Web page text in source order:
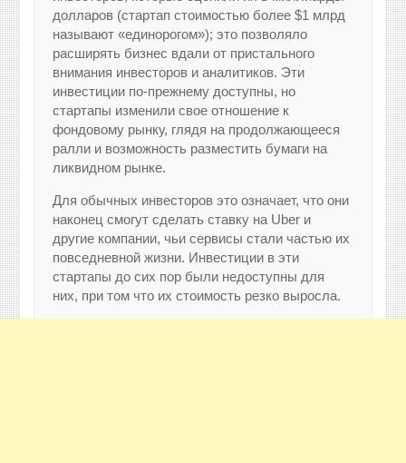
долларов (стартап стоимостью более $1 млрд
называют «единорогом»); это позволяло
расширять бизнес вдали от пристального
внимания инвесторов и аналитиков. Эти
инвестиции по-прежнему доступны, но
стартапы изменили свое отношение к
фондовому рынку, глядя на продолжающееся
ралли и возможность разместить бумаги на
ликвидном рынке.
Для обычных инвесторов это означает, что они
наконец смогут сделать ставку на Uber и
другие компании, чьи сервисы стали частью их
повседневной жизни. Инвестиции в эти
стартапы до сих пор были недоступны для
них, при том что их стоимость резко выросла.